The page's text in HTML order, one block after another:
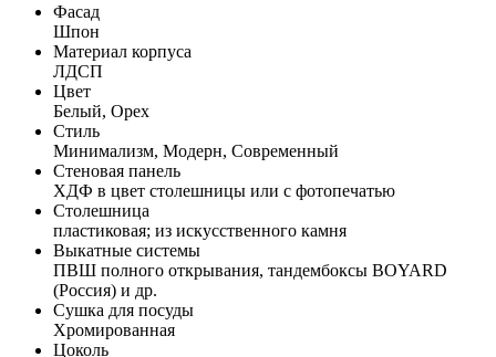
Фасад
Шпон
Материал корпуса
ЛДСП
Цвет
Белый, Орех
Стиль
Минимализм, Модерн, Современный
Стеновая панель
ХДФ в цвет столешницы или с фотопечатью
Столешница
пластиковая; из искусственного камня
Выкатные системы
ПВШ полного открывания, тандембоксы BOYARD
(Россия) и др.
Сушка для посуды
Хромированная
Цоколь